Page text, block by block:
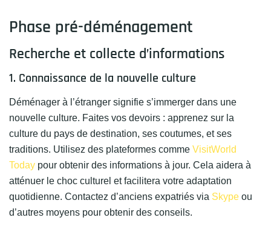
Phase pré-déménagement
Recherche et collecte d’informations
1. Connaissance de la nouvelle culture
Déménager à l’étranger signifie s’immerger dans une
nouvelle culture. Faites vos devoirs : apprenez sur la
culture du pays de destination, ses coutumes, et ses
traditions. Utilisez des plateformes comme VisitWorld
Today pour obtenir des informations à jour. Cela aidera à
atténuer le choc culturel et facilitera votre adaptation
quotidienne. Contactez d’anciens expatriés via Skype ou
d’autres moyens pour obtenir des conseils.